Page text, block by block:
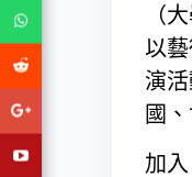
（
以
演
國
加